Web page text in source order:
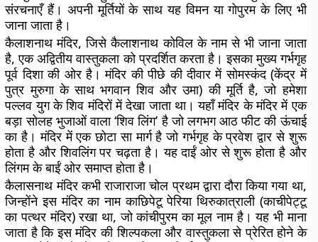
संरचनाएँ हैं। अपनी मूर्तियों के साथ यह विमन या गोपुरम के लिए भी
जाना जाता है।
कैलाशनाथ मंदिर, जिसे कैलाशनाथ कोविल के नाम से भी जाना जाता
है, एक अद्वितीय वास्तुकला को प्रदर्शित करता है। इसका मुख्य गर्भगृह
पूर्व दिशा की ओर है। मंदिर की पीछे की दीवार में सोमस्कंद (केंद्र में
पुत्र मुरुगा के साथ भगवान शिव और उमा) की मूर्ति है, जो हमेशा
पल्लव युग के शिव मंदिरों में देखा जाता था। यहाँ मंदिर के मंदिर में एक
बड़ा सोलह भुजाओं वाला ‘शिव लिंग’ है जो लगभग आठ फीट की ऊंचाई
का है। मंदिर में एक छोटा सा मार्ग है जो गर्भगृह के प्रवेश द्वार से शुरू
होता है और शिवलिंग पर चढ़ता है। यह दाईं ओर से शुरू होता है और
लिंगम के बाईं ओर समाप्त होता है।
कैलासनाथ मंदिर कभी राजाराजा चोल प्रथम द्वारा दौरा किया गया था,
जिन्होंने इस मंदिर का नाम काछिपेटू पेरिया थिरुकात्राली (काचीपेट्टू
का पत्थर मंदिर) रखा था, जो कांचीपुरम का मूल नाम है। यह भी माना
जाता है कि इस मंदिर की शिल्पकला और वास्तुकला से प्रेरित होने के